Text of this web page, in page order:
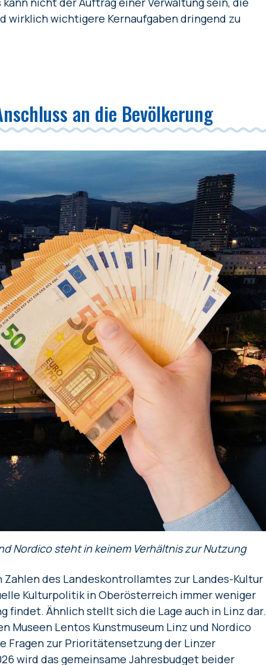
wirklich wichtigere Kernaufgaben dringend zu
an die Bevölkerung
Nordico steht in keinem Verhältnis zur Nutzung
des Landeskontrollamtes zur Landes-Kultur
Kulturpolitik in Oberösterreich immer weniger
findet. Ähnlich stellt sich die Lage auch in Linz dar.
Museen Lentos Kunstmuseum Linz und Nordico
Fragen zur Prioritätensetzung der Linzer
wird das gemeinsame Jahresbudget beider